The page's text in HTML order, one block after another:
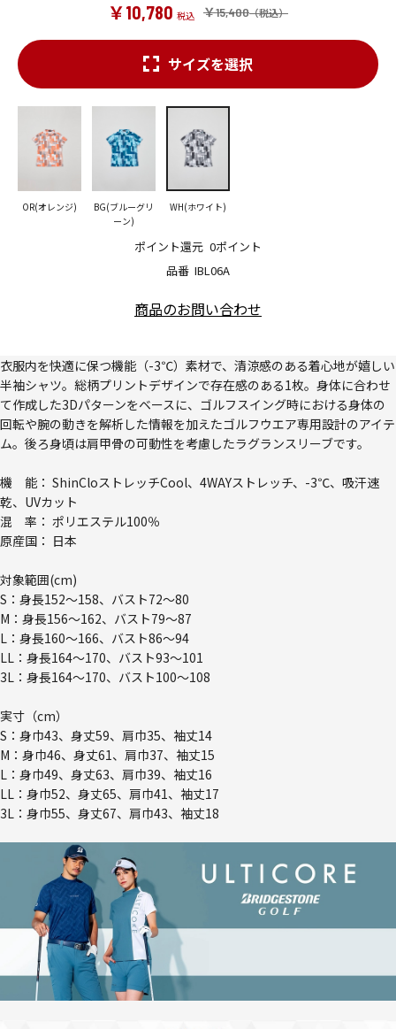
￥15,400
￥10,780
品番 IBL06A
ポイント還元 0ポイント
サイズを選択
OR(オレンジ)
BG(ブルーグリ
ーン)
WH(ホワイト)
商品のお問い合わせ
衣服内を快適に保つ機能（-3℃）素材で、清涼感のある着心地が嬉しい
半袖シャツ。総柄プリントデザインで存在感のある1枚。身体に合わせ
て作成した3Dパターンをベースに、ゴルフスイング時における身体の
回転や腕の動きを解析した情報を加えたゴルフウエア専用設計のアイテ
ム。後ろ身頃は肩甲骨の可動性を考慮したラグランスリーブです。
機 能： ShinCloストレッチCool、4WAYストレッチ、-3℃、吸汗速
乾、UVカット
混 率： ポリエステル100％
原産国： 日本
対象範囲(cm)
S：身長152～158、バスト72～80
M：身長156～162、バスト79～87
L：身長160～166、バスト86～94
LL：身長164～170、バスト93～101
3L：身長164～170、バスト100～108
実寸（cm）
S：身巾43、身丈59、肩巾35、袖丈14
M：身巾46、身丈61、肩巾37、袖丈15
L：身巾49、身丈63、肩巾39、袖丈16
LL：身巾52、身丈65、肩巾41、袖丈17
3L：身巾55、身丈67、肩巾43、袖丈18